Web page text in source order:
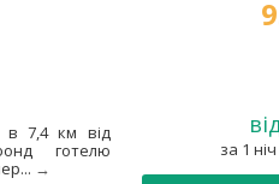
в 7,4 км від
готелю
→
за 1